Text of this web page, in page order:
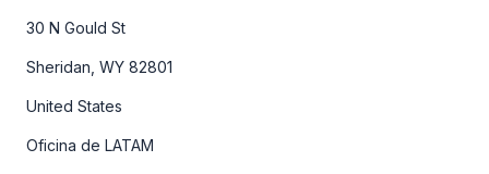
30 N Gould St
Sheridan, WY 82801
United States
Oficina de LATAM